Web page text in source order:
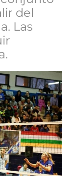
del
Las